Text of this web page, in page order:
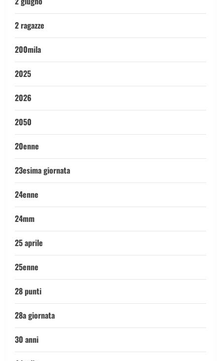
2 ragazze
200mila
2025
2026
2050
20enne
23esima giornata
24enne
24mm
25 aprile
25enne
28 punti
28a giornata
30 anni